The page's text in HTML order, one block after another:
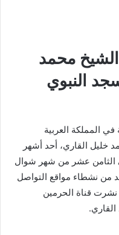
محمد
النبوي
المملكة العربية
خليل القاري، أحد أشهر
في مايو / 2023 م، في الثامن عشر من شهر شوال
العديد من نشطاء مواقع التواصل
نشرت قناة الحرمين